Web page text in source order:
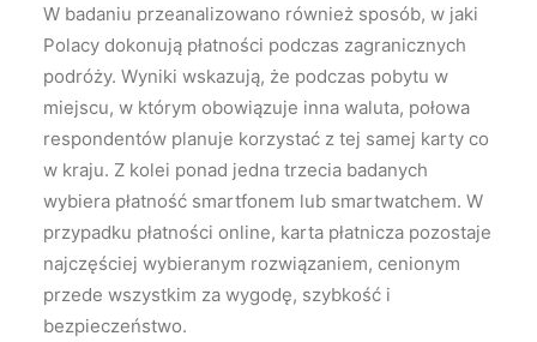
W badaniu przeanalizowano również sposób, w jaki
Polacy dokonują płatności podczas zagranicznych
podróży. Wyniki wskazują, że podczas pobytu w
miejscu, w którym obowiązuje inna waluta, połowa
respondentów planuje korzystać z tej samej karty co
w kraju. Z kolei ponad jedna trzecia badanych
wybiera płatność smartfonem lub smartwatchem. W
przypadku płatności online, karta płatnicza pozostaje
najczęściej wybieranym rozwiązaniem, cenionym
przede wszystkim za wygodę, szybkość i
bezpieczeństwo.